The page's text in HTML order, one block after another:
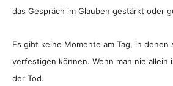
das Gespräch im Glauben gestärkt oder
Es gibt keine Momente am Tag, in denen
verfestigen können. Wenn man nie allein
der Tod.